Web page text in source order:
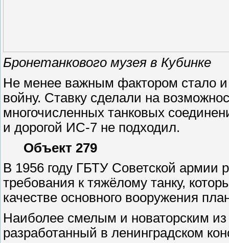
Бронетанкового музея в Кубинке
Не менее важным фактором стало
войну. Ставку сделали на
многочисленных танковых
и дорогой ИС-7 не подходил.
Объект 279
В 1956 году ГБТУ Советской армии
требования к тяжёлому танку,
качестве основного вооружения
Наиболее смелым и новаторским из
разработанный в ленинградском